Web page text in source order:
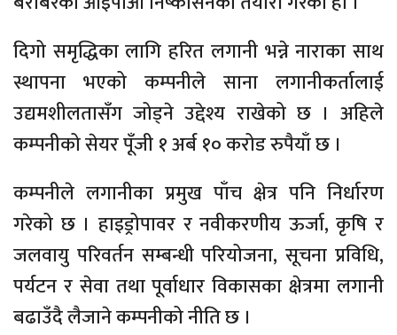
दिगो समृद्धिका लागि हरित लगानी भन्ने नाराका साथ
स्थापना भएको कम्पनीले साना लगानीकर्तालाई
उद्यमशीलतासँग जोड्ने उद्देश्य राखेको छ । अहिले
कम्पनीको सेयर पूँजी १ अर्ब १० करोड रुपैयाँ छ ।
कम्पनीले लगानीका प्रमुख पाँच क्षेत्र पनि निर्धारण
गरेको छ । हाइड्रोपावर र नवीकरणीय ऊर्जा, कृषि र
जलवायु परिवर्तन सम्बन्धी परियोजना, सूचना प्रविधि,
पर्यटन र सेवा तथा पूर्वाधार विकासका क्षेत्रमा लगानी
बढाउँदै लैजाने कम्पनीको नीति छ ।